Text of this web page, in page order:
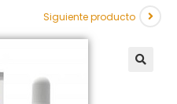
Siguiente producto